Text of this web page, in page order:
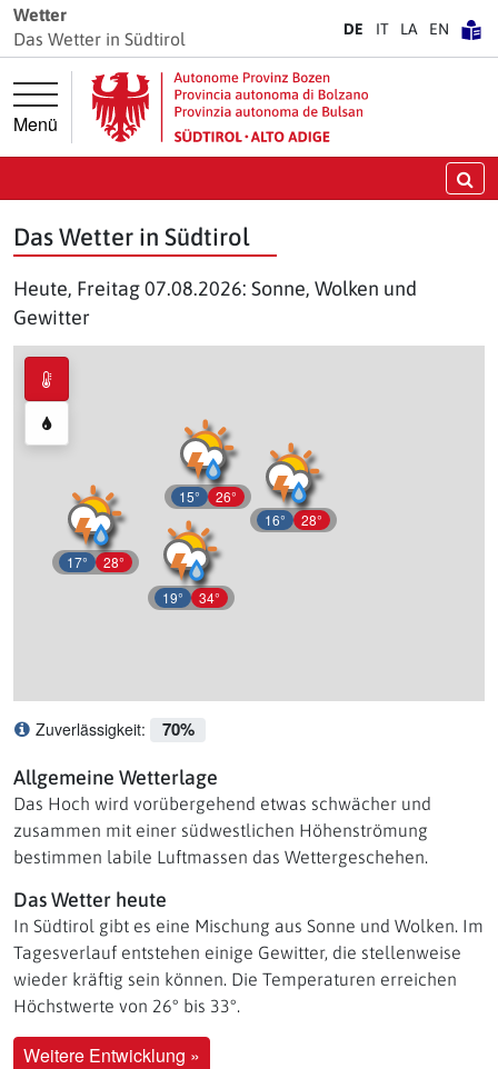
Springe direkt zur Hauptnavigation
Springe direkt zum Inhalt
Wetter
Das Wetter in Südtirol
DE IT LA EN
Menü
Das Wetter in Südtirol
Heute, Freitag 07.08.2026: Sonne, Wolken und
Gewitter
17° 28°
15° 26°
19° 34°
16° 28°
Zuverlässigkeit: 70%
Allgemeine Wetterlage
Das Hoch wird vorübergehend etwas schwächer und
zusammen mit einer südwestlichen Höhenströmung
bestimmen labile Luftmassen das Wettergeschehen.
Das Wetter heute
In Südtirol gibt es eine Mischung aus Sonne und Wolken. Im
Tagesverlauf entstehen einige Gewitter, die stellenweise
wieder kräftig sein können. Die Temperaturen erreichen
Höchstwerte von 26° bis 33°.
Weitere Entwicklung »